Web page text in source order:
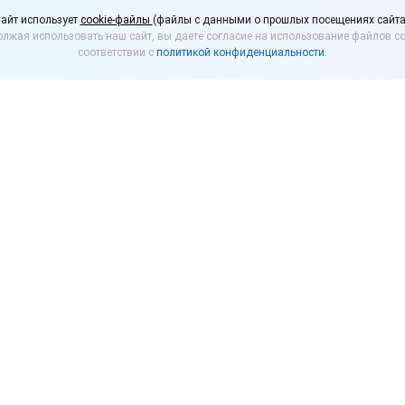
порядок
уплате налогов и
использует cookie-файлы (файлы с данными о прошлых посещениях
использовать наш сайт, вы даете согласие на использование файлов
соответствии с политикой конфиденциальности.